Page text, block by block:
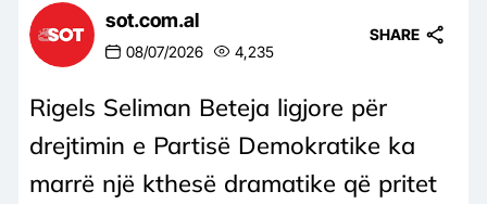
sot.com.al
08/07/2026 4,235
SHARE
Rigels Seliman Beteja ligjore për
drejtimin e Partisë Demokratike ka
marrë një kthesë dramatike që pritet